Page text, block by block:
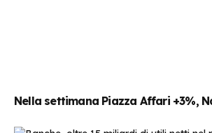
Nella settimana Piazza Affari +3%,